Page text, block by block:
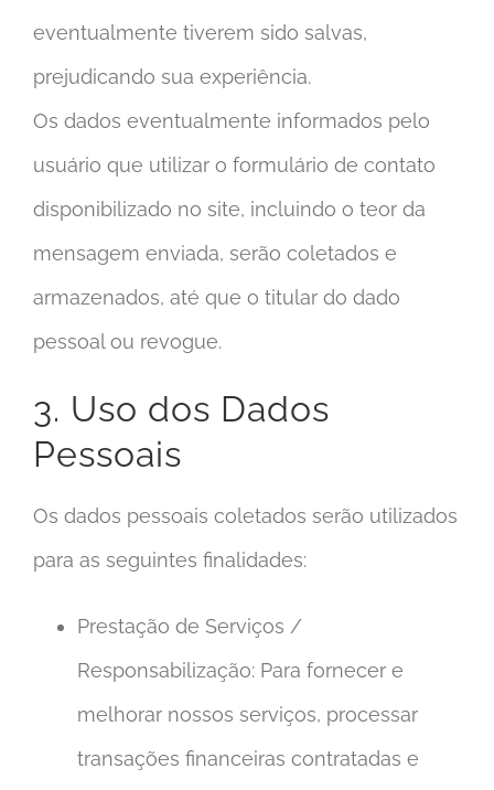
eventualmente tiverem sido salvas,
prejudicando sua experiência.
Os dados eventualmente informados pelo
usuário que utilizar o formulário de contato
disponibilizado no site, incluindo o teor da
mensagem enviada, serão coletados e
armazenados, até que o titular do dado
pessoal ou revogue.
3. Uso dos Dados
Pessoais
Os dados pessoais coletados serão utilizados
para as seguintes finalidades:
Prestação de Serviços /
Responsabilização: Para fornecer e
melhorar nossos serviços, processar
transações financeiras contratadas e